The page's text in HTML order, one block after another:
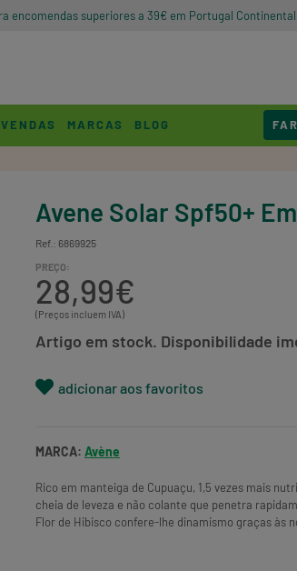
encomendas superiores a 39€ em Portugal
MARCAS BLOG
Avene Solar Spf50+
Ref.: 6869925
PREÇO:
28,99€
(Preços incluem IVA)
Artigo em stock. Disponibilidade
adicionar aos favoritos
MARCA: Avène
Rico em manteiga de Cupuaçu, 1,5 vezes mais
cheia de leveza e não colante que penetra
Flor de Hibisco confere-lhe dinamismo graças às